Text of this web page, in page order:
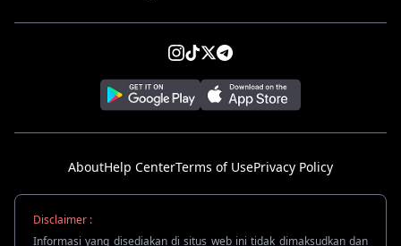
AboutHelp CenterTerms of UsePrivacy Policy
Disclaimer :
Informasi yang disediakan di situs web ini tidak dimaksudkan dan